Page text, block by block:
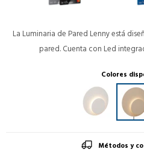
La Luminaria de Pared Lenny está
pared. Cuenta con Led
Colores
Métodos y